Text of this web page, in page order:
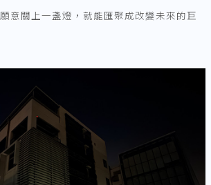
意關上一盞燈，就能匯聚成改變未來的巨